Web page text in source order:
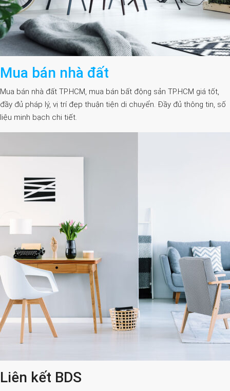
Mua bán nhà đất
Mua bán nhà đất TP.HCM, mua bán bất động sản TP.HCM giá tốt,
đầy đủ pháp lý, vị trí đẹp thuận tiện di chuyển. Đầy đủ thông tin, số
liệu minh bạch chi tiết.
Liên kết BDS